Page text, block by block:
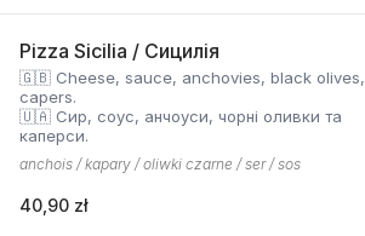
Pizza Sicilia / Сицилія
🇬🇧 Cheese, sauce, anchovies, black olives,
capers.
🇺🇦 Сир, соус, анчоуси, чорні оливки та
каперси.
anchois / kapary / oliwki czarne / ser / sos
40,90 zł